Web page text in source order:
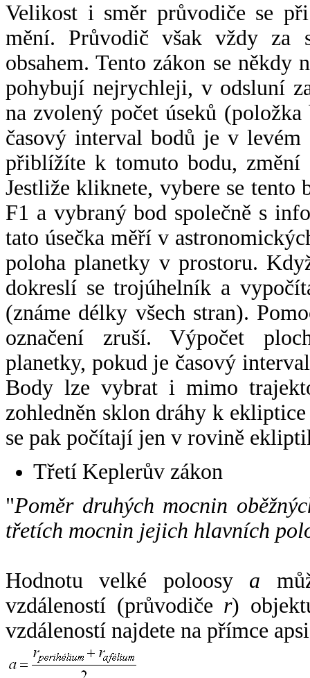
Velikost i směr průvodiče se
mění. Průvodič však vždy za
obsahem. Tento zákon se někdy
pohybují nejrychleji, v odsluní
na zvolený počet úseků
časový interval bodů je v
přiblížíte k tomuto bodu,
Jestliže kliknete, vybere se tento
F1 a vybraný bod společně s
tato úsečka měří v
poloha planetky v prostoru.
dokreslí se trojúhelník a
(známe délky všech stran).
označení zruší. Výpočet
planetky, pokud je časový
Body lze vybrat i mimo
zohledněn sklon dráhy k
se pak počítají jen v rovině
Třetí Keplerův zákon
"Poměr druhých mocnin
třetích mocnin jejich hlavních
Hodnotu velké poloosy a
vzdáleností (průvodiče r)
vzdáleností najdete na přímce